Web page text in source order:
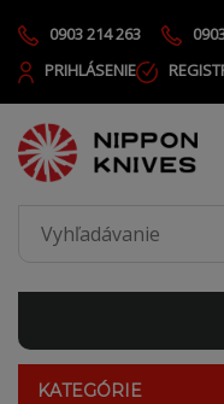
0903 214 263
PRIHLÁSENIE
KATEGÓRIE